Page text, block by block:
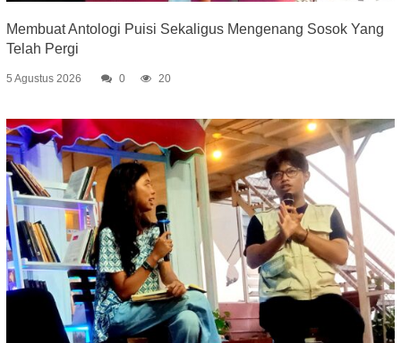
Membuat Antologi Puisi Sekaligus Mengenang Sosok Yang
Telah Pergi
5 Agustus 2026 0 20